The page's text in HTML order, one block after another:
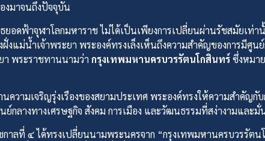
งมาจนถึงปัจจุบัน
อดฟ้าจุฬาโลกมหาราช ไม่ได้เป็นเพียงการเปลี่ยนผ่านรัชสมัยเท่
แม่น้ำเจ้าพระยา พระองค์ทรงเล็งเห็นถึงความสำคัญของการมีศูน
พระราชทานนามว่า กรุงเทพมหานครบวรรัตนโกสินทร์ซึ่งหมา
วามเจริญรุ่งเรืองของสยามประเทศ พระองค์ทรงให้ความสำคัญกับ
ลางทางเศรษฐกิจ สังคม การเมือง และวัฒนธรรมที่สง่างามและมั่
กาลที่ ๔ ได้ทรงเปลี่ยนนามพระนครจาก “กรุงเทพมหานครบวรรัตน